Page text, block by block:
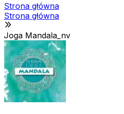
Strona główna
Strona główna
Joga Mandala_nv